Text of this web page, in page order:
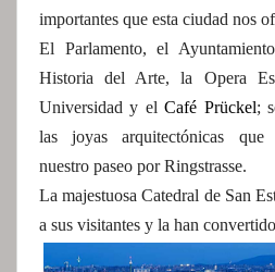
importantes que esta ciudad nos
El Parlamento, el
Historia del Arte, la Opera
Universidad y elCafé Prückel;
las joyas arquitectónicas que
nuestro paseo por Ringstrasse.
La majestuosa Catedral de San
a sus visitantes y la han